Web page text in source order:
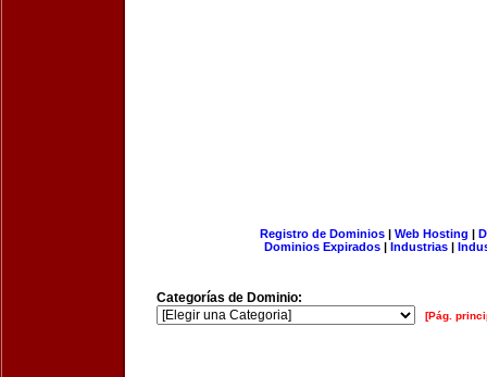
Registro de Dominios| Web Hosting |
Dominios Expirados | Industrias |
Categorías de Dominio:
[Pág.